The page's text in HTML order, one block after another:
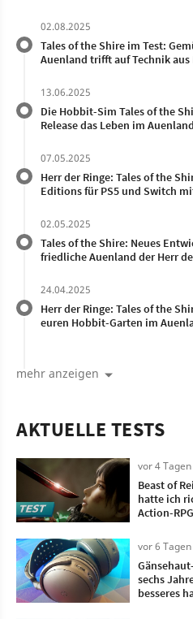
02.08.2025
Tales of the Shire im Test:
Auenland trifft auf Technik aus
13.06.2025
Die Hobbit-Sim Tales of the
Release das Leben im Auenland
07.05.2025
Herr der Ringe: Tales of the
Editions für PS5 und Switch
02.05.2025
Tales of the Shire: Neues
friedliche Auenland der Herr
24.04.2025
Herr der Ringe: Tales of the
euren Hobbit-Garten im
mehr anzeigen
AKTUELLE TESTS
vor 4 Tagen
Beast of
hatte ich
Action-
vorbei ist
vor 6 Tagen
sechs
besseres